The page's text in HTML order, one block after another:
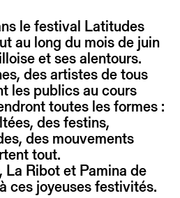
le festival Latitudes
au long du mois de juin
et ses alentours.
des artistes de tous
les publics au cours
toutes les formes :
des festins,
des mouvements
tout.
La Ribot et Pamina de
ces joyeuses festivités.